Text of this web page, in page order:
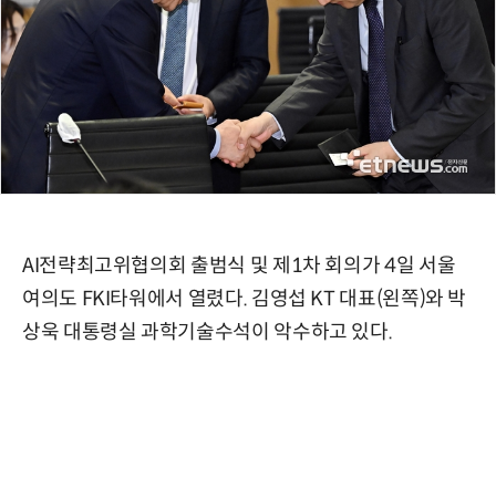
AI전략최고위협의회 출범식 및 제1차 회의가 4일 서울
여의도 FKI타워에서 열렸다. 김영섭 KT 대표(왼쪽)와 박
상욱 대통령실 과학기술수석이 악수하고 있다.